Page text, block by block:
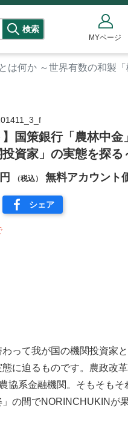
検索
MYページ
は何か ～世界有数の和製
】国策銀行「農林中
資家」の実態を探る
（税込） 無料アカウント
シェア
って我が国の機関投資家
に迫るものです。農政改
協系金融機関。そもそも
の間でNORINCHUKINが